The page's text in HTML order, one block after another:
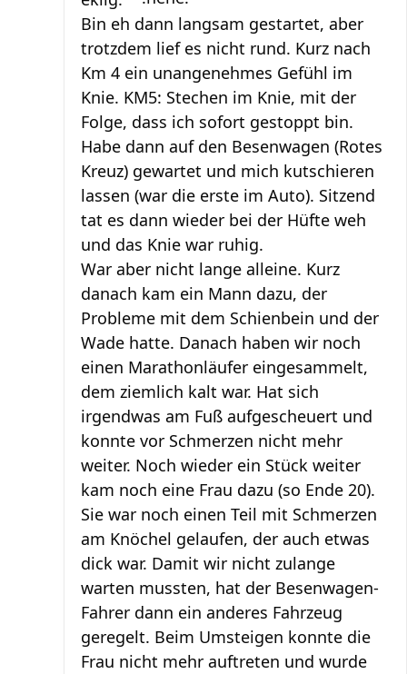
Bin eh dann langsam gestartet, aber
trotzdem lief es nicht rund. Kurz nach
Km 4 ein unangenehmes Gefühl im
Knie. KM5: Stechen im Knie, mit der
Folge, dass ich sofort gestoppt bin.
Habe dann auf den Besenwagen (Rotes
Kreuz) gewartet und mich kutschieren
lassen (war die erste im Auto). Sitzend
tat es dann wieder bei der Hüfte weh
und das Knie war ruhig.
War aber nicht lange alleine. Kurz
danach kam ein Mann dazu, der
Probleme mit dem Schienbein und der
Wade hatte. Danach haben wir noch
einen Marathonläufer eingesammelt,
dem ziemlich kalt war. Hat sich
irgendwas am Fuß aufgescheuert und
konnte vor Schmerzen nicht mehr
weiter. Noch wieder ein Stück weiter
kam noch eine Frau dazu (so Ende 20).
Sie war noch einen Teil mit Schmerzen
am Knöchel gelaufen, der auch etwas
dick war. Damit wir nicht zulange
warten mussten, hat der Besenwagen-
Fahrer dann ein anderes Fahrzeug
geregelt. Beim Umsteigen konnte die
Frau nicht mehr auftreten und wurde